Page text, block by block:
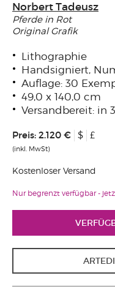
Norbert Tadeusz
Pferde in Rot
Original Grafik
Lithographie
Handsigniert,
Auflage: 30
49,0 x 140,0 cm
Versandbereit: in
Preis: 2.120 € $ £
(inkl. MwSt)
Kostenloser Versand
Nur begrenzt verfügbar -